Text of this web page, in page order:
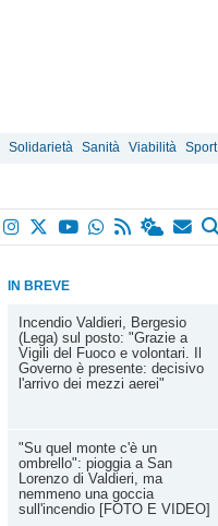
Solidarietà Sanità Viabilità Sport
IN BREVE
Incendio Valdieri, Bergesio
(Lega) sul posto: "Grazie a
Vigili del Fuoco e volontari. Il
Governo è presente: decisivo
l'arrivo dei mezzi aerei"
"Su quel monte c'è un
ombrello": pioggia a San
Lorenzo di Valdieri, ma
nemmeno una goccia
sull'incendio [FOTO E VIDEO]